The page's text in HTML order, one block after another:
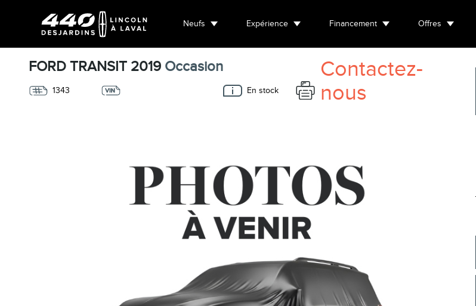
Neufs Expérience Financement Offres
FORD TRANSIT 2019 Occasion
1343 En stock
Contactez-
nous